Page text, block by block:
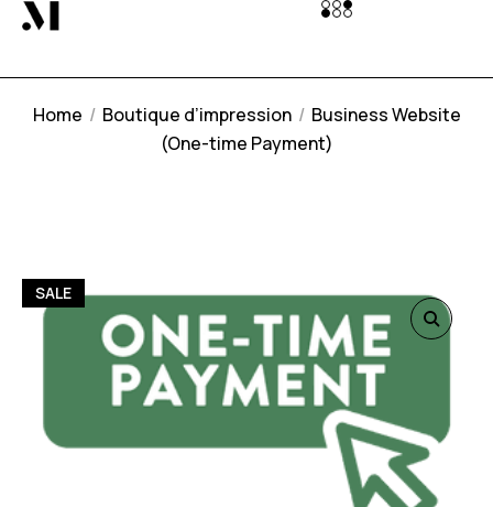
Home Boutique d’impression
Business Website
(One-time Payment)
SALE